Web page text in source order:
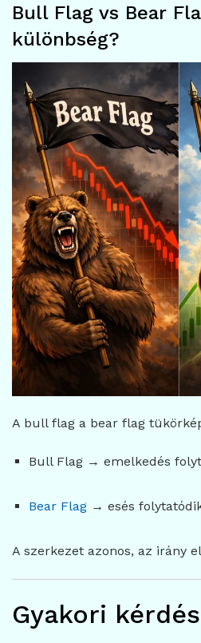
Bull Flag vs Bear
különbség?
A bull flag a bear flag
Bull Flag → emelkedés
Bear Flag→ esés
A szerkezet azonos, az irány
Gyakori